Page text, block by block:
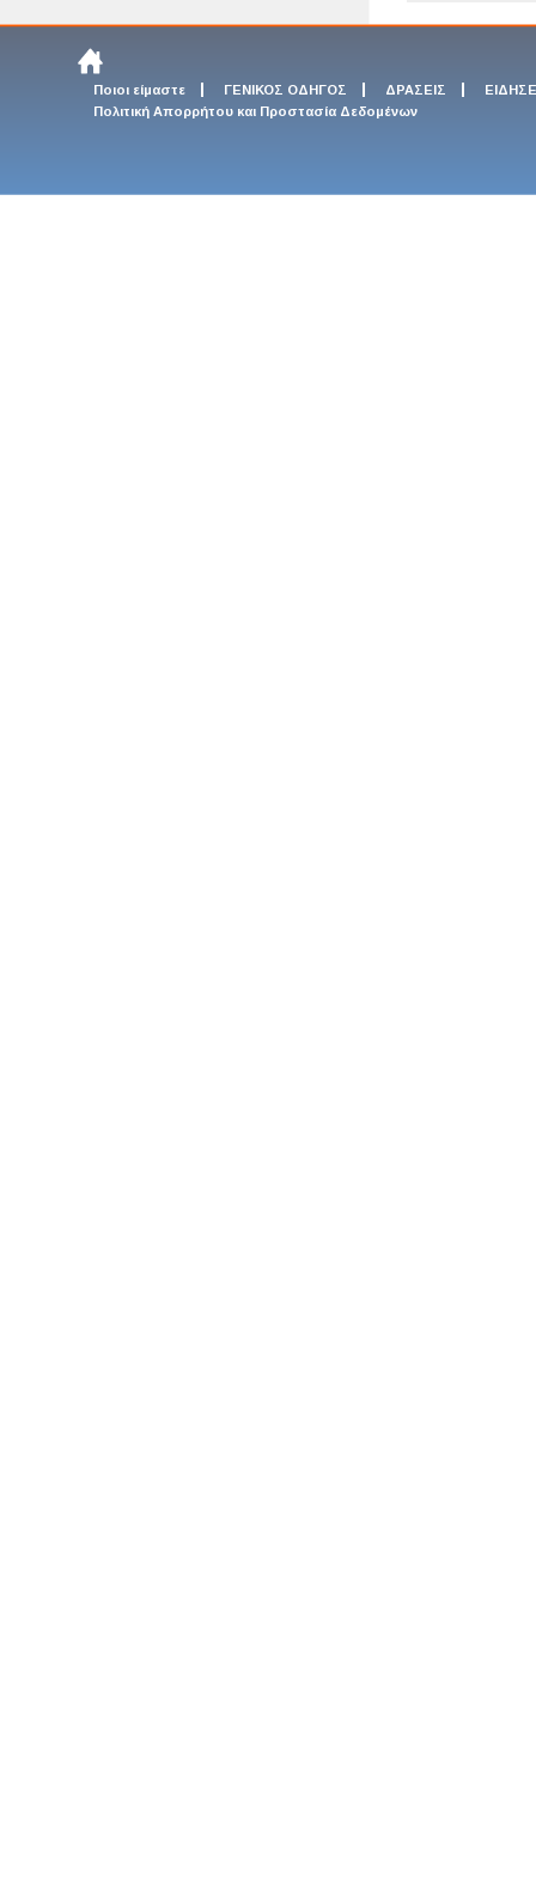
Ποιοι είμαστε ΓΕΝΙΚΟΣ ΟΔΗΓΟΣ ΔΡΑΣΕΙΣ
Πολιτική Απορρήτου και Προστασία Δεδομένων